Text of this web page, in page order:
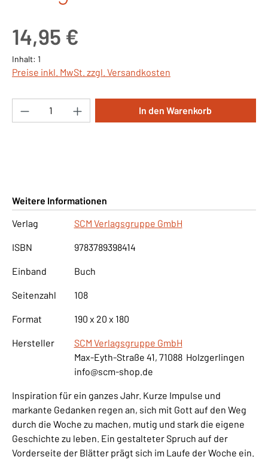
14,95 €
Inhalt: 1
Preise inkl. MwSt. zzgl. Versandkosten
Produkt Anzahl: Gib den gewünschten
In den Warenkorb
Weitere Informationen
Verlag
SCM Verlagsgruppe GmbH
ISBN 9783789398414
Einband Buch
Seitenzahl 108
Format 190 x 20 x 180
Hersteller
SCM Verlagsgruppe GmbH
Max-Eyth-Straße 41, 71088 Holzgerlingen
info@scm-shop.de
Inspiration für ein ganzes Jahr. Kurze Impulse und
markante Gedanken regen an, sich mit Gott auf den Weg
durch die Woche zu machen, mutig und stark die eigene
Geschichte zu leben. Ein gestalteter Spruch auf der
Vorderseite der Blätter prägt sich im Laufe der Woche ein.